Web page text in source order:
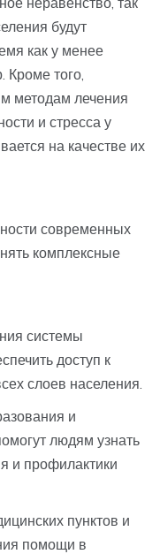
будут
как у менее
Кроме того,
методам лечения
и стресса у
на качестве их
современных
комплексные
системы
доступ к
слоев населения.
и
людям узнать
и профилактики
пунктов и
помощи в